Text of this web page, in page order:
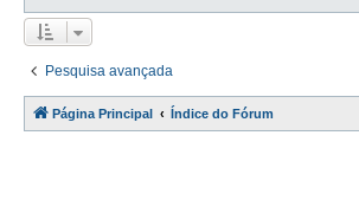
Pesquisa avançada
Página Principal Índice do Fórum